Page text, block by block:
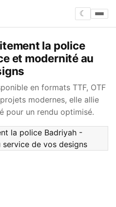
☾
la police
et modernité au
en formats TTF, OTF
modernes, elle allie
pour un rendu optimisé.